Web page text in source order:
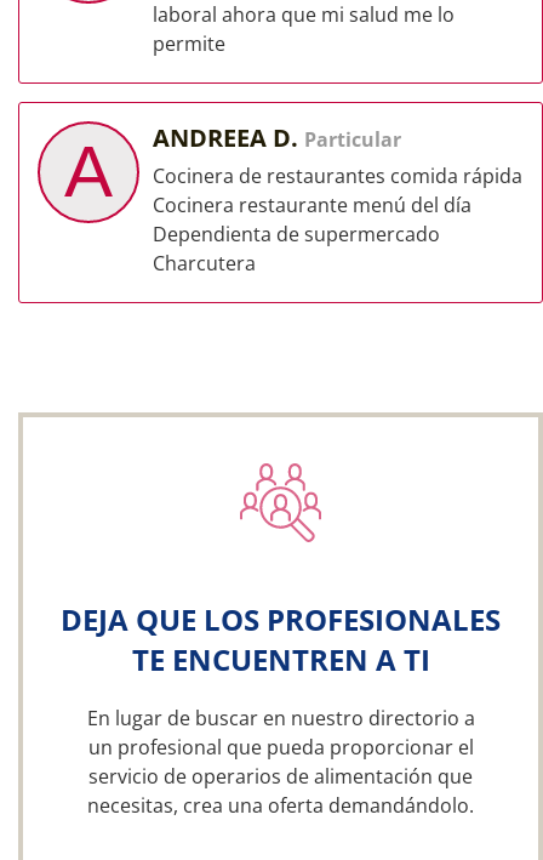
laboral ahora que mi salud me lo
permite
A ANDREEA D. Particular
Cocinera de restaurantes comida rápida
Cocinera restaurante menú del día
Dependienta de supermercado
Charcutera
DEJA QUE LOS PROFESIONALES
TE ENCUENTREN A TI
En lugar de buscar en nuestro directorio a
un profesional que pueda proporcionar el
servicio de operarios de alimentación que
necesitas, crea una oferta demandándolo.